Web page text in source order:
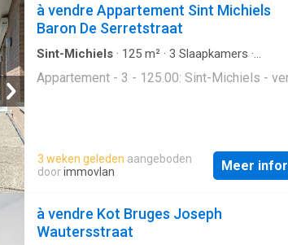
à vendre Appartement Sint Michiels
Baron De Serretstraat
Sint-Michiels · 125 m² · 3 Slaapkamers ·
Appartement - 3 - 125.00: Sint-Michiels -
3 weken geleden aangeboden
doorimmovlan Meer
à vendre Kot Bruges Joseph
Wautersstraat